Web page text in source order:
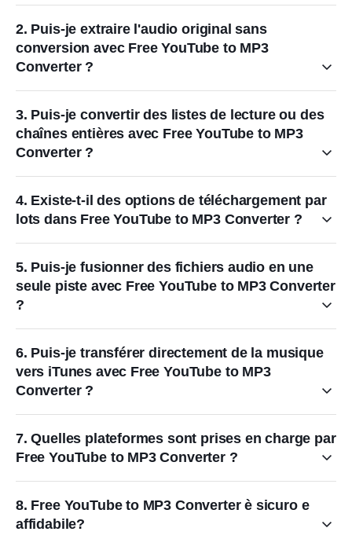
2. Puis-je extraire l'audio original sans
conversion avec Free YouTube to MP3
Converter ?
3. Puis-je convertir des listes de lecture ou des
chaînes entières avec Free YouTube to MP3
Converter ?
4. Existe-t-il des options de téléchargement par
lots dans Free YouTube to MP3 Converter ?
5. Puis-je fusionner des fichiers audio en une
seule piste avec Free YouTube to MP3 Converter
?
6. Puis-je transférer directement de la musique
vers iTunes avec Free YouTube to MP3
Converter ?
7. Quelles plateformes sont prises en charge par
Free YouTube to MP3 Converter ?
8. Free YouTube to MP3 Converter è sicuro e
affidabile?